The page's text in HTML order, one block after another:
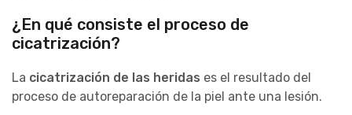
¿En qué consiste el proceso de
cicatrización?
La cicatrización de las heridas es el resultado del
proceso de autoreparación de la piel ante una lesión.